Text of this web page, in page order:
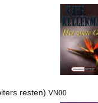
resten) VN00